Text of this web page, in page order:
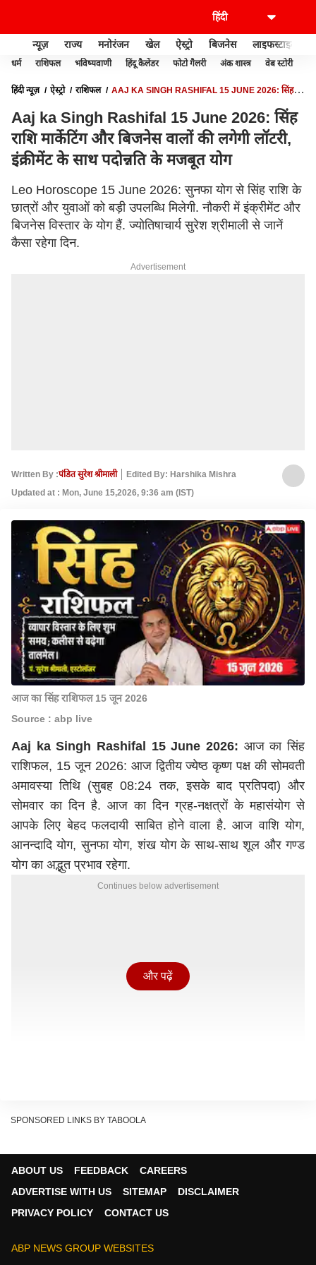
न्यूज़ राज्य मनोरंजन खेल ऐस्ट्रो बिजनेस लाइफस्टाइल
धर्म राशिफल भविष्यवाणी हिंदू कैलेंडर फोटो गैलरी अंक शास्त्र वेब स्टोरी
हिंदी न्यूज़ ऐस्ट्रो राशिफल
AAJ KA SINGH RASHIFAL 15 JUNE 2026: सिंह
Aaj ka Singh Rashifal 15 June 2026: सिंह
राशि मार्केटिंग और बिजनेस वालों की लगेगी लॉटरी,
इंक्रीमेंट के साथ पदोन्नति के मजबूत योग
Leo Horoscope 15 June 2026: सुनफा योग से सिंह राशि के
छात्रों और युवाओं को बड़ी उपलब्धि मिलेगी. नौकरी में इंक्रीमेंट और
बिजनेस विस्तार के योग हैं. ज्योतिषाचार्य सुरेश श्रीमाली से जानें
कैसा रहेगा दिन.
Advertisement
Written By :पंडित सुरेश श्रीमाली
Edited By: Harshika Mishra
Updated at : Mon, June 15,2026, 9:36 am (IST)
आज का सिंह राशिफल 15 जून 2026
Source : abp live
Aaj ka Singh Rashifal 15 June 2026: आज का सिंह
राशिफल, 15 जून 2026: आज द्वितीय ज्येष्ठ कृष्ण पक्ष की सोमवती
अमावस्या तिथि (सुबह 08:24 तक, इसके बाद प्रतिपदा) और
सोमवार का दिन है. आज का दिन ग्रह-नक्षत्रों के महासंयोग से
आपके लिए बेहद फलदायी साबित होने वाला है. आज वाशि योग,
आनन्दादि योग, सुनफा योग, शंख योग के साथ-साथ शूल और गण्ड
योग का अद्भुत प्रभाव रहेगा.
Continues below advertisement
संचरण करेंगे.
और पढ़ें
SPONSORED LINKS BY TABOOLA
ABOUT US FEEDBACK
CAREERS
ADVERTISE WITH US
SITEMAP
DISCLAIMER
PRIVACY POLICY
CONTACT US
ABP NEWS GROUP WEBSITES